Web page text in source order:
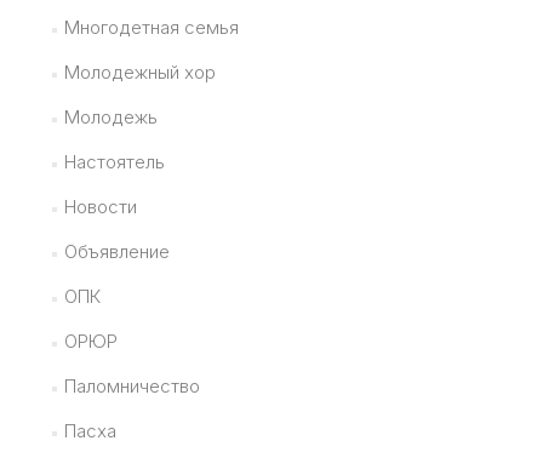
Многодетная семья
Молодежный хор
Молодежь
Настоятель
Новости
Объявление
ОПК
ОРЮР
Паломничество
Пасха